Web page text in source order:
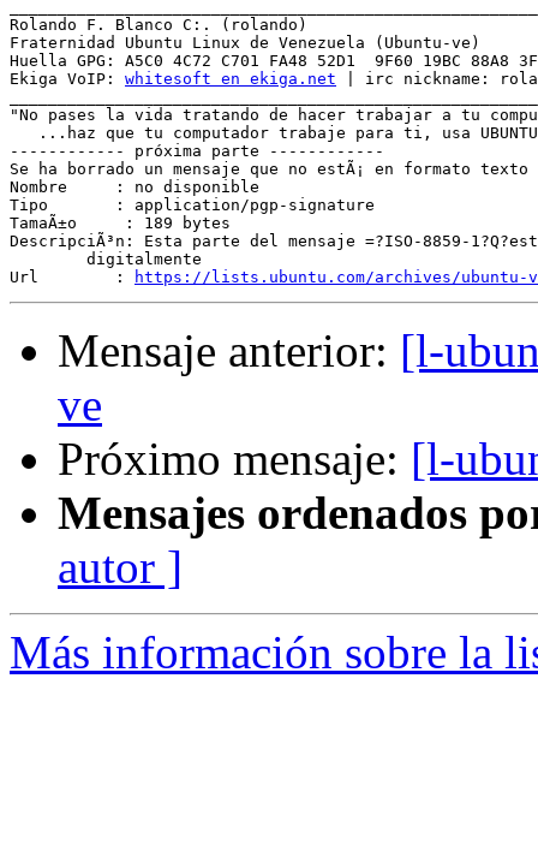
Rolando F. Blanco C:. (rolando)
Fraternidad Ubuntu Linux de Venezuela (Ubuntu-ve)
Huella GPG: A5C0 4C72 C701 FA48 52D1  9F60 19BC 88A8
Ekiga VoIP: whitesoft en ekiga.net | irc nickname:
"No pases la vida tratando de hacer trabajar a tu
...haz que tu computador trabaje para ti, usa
------------ próxima parte ------------
Se ha borrado un mensaje que no estÃ¡ en formato
Nombre     : no disponible
Tipo       : application/pgp-signature
TamaÃ±o     : 189 bytes
DescripciÃ³n: Esta parte del mensaje =?ISO-8859-
Url        :
https://lists.ubuntu.com/archives/ubuntu-
Mensaje anterior: [l-
ve
Próximo mensaje: [l-
Mensajes ordenados
autor ]
Más información sobre la